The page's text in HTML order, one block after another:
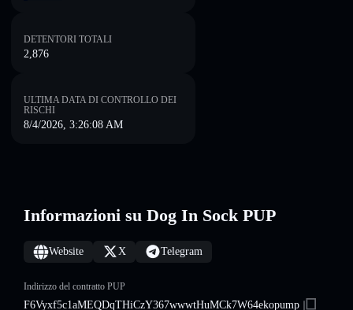
DETENTORI TOTALI
2,876
ULTIMA DATA DI CONTROLLO DEI
RISCHI
8/4/2026, 3:26:08 AM
Informazioni su Dog In Sock PUP
Website X Telegram
Indirizzo del contratto PUP
F6Vyxf5c1aMEQDqTHiCzY367wwwtHuMCk7W64ekopump